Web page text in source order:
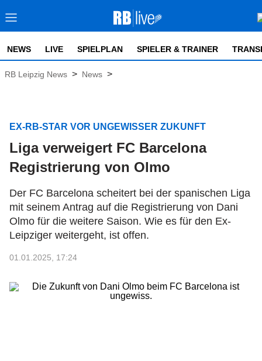
NEWS LIVE SPIELPLAN SPIELER & TRAINER
RB Leipzig News > News >
EX-RB-STAR VOR UNGEWISSER ZUKUNFT
Liga verweigert FC Barcelona
Registrierung von Olmo
Der FC Barcelona scheitert bei der spanischen Liga
mit seinem Antrag auf die Registrierung von Dani
Olmo für die weitere Saison. Wie es für den Ex-
Leipziger weitergeht, ist offen.
01.01.2025, 17:24